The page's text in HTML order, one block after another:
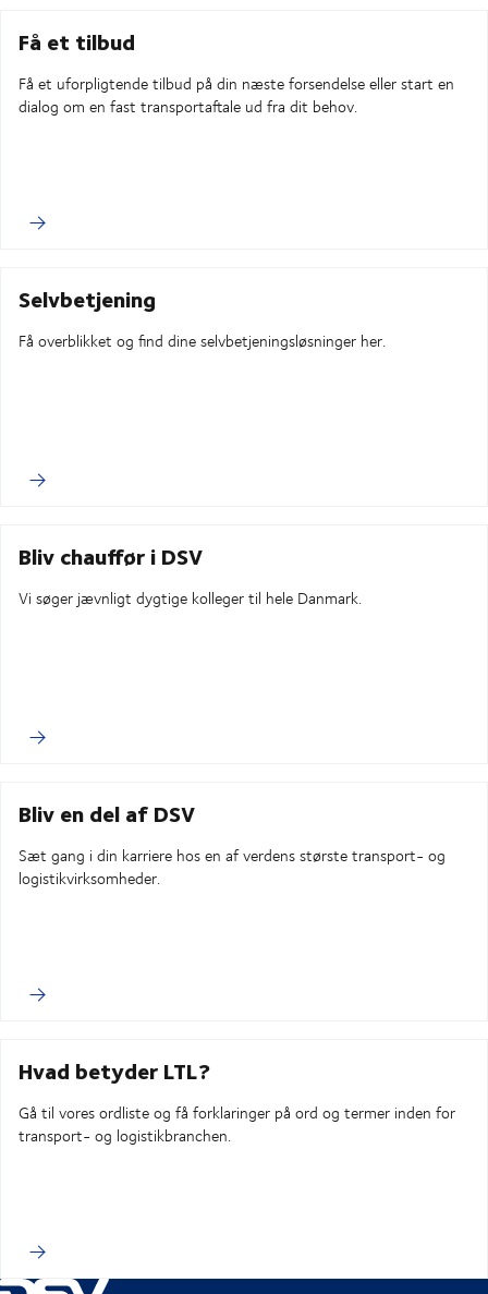
Få et tilbud
Få et uforpligtende tilbud på din næste forsendelse eller start en
dialog om en fast transportaftale ud fra dit behov.
Selvbetjening
Få overblikket og find dine selvbetjeningsløsninger her.
Bliv chauffør i DSV
Vi søger jævnligt dygtige kolleger til hele Danmark.
Bliv en del af DSV
Sæt gang i din karriere hos en af ​​verdens største transport- og
logistikvirksomheder.
Hvad betyder LTL?
Gå til vores ordliste og få forklaringer på ord og termer inden for
transport- og logistikbranchen.